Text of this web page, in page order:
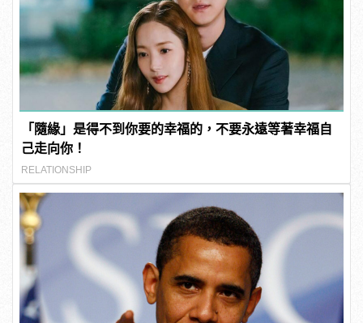
「隨緣」是得不到你要的幸福的，不要永遠等著幸福自
己走向你！
RELATIONSHIP